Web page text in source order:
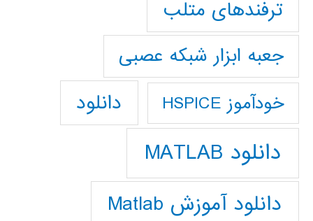
ترفندهای متلب
جعبه ابزار شبکه عصبی
خودآموز HSPICE دانلود
دانلود MATLAB
دانلود آموزش Matlab